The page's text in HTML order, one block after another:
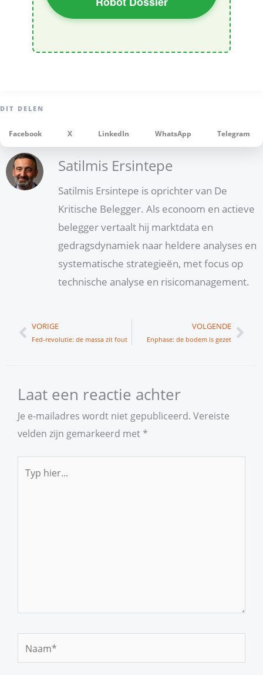
Facebook X LinkedIn WhatsApp Telegram
Satilmis Ersintepe
Satilmis Ersintepe is oprichter van De
Kritische Belegger. Als econoom en actieve
belegger vertaalt hij marktdata en
gedragsdynamiek naar heldere analyses en
systematische strategieën, met focus op
technische analyse en risicomanagement.
Vorige
VORIGE
Fed-revolutie: de massa zit fout
VOLGENDE
Enphase: de bodem is gezet
Laat een reactie achter
Je e-mailadres wordt niet gepubliceerd. Vereiste
velden zijn gemarkeerd met *
hier...